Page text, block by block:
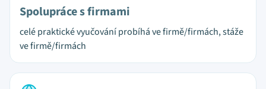
Spolupráce s firmami
celé praktické vyučování probíhá ve firmě/firmách, stáže
ve firmě/firmách